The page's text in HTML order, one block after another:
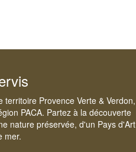
Provence Verte & Verdon,
PACA. Partez à la découverte
nature préservée, d'un Pays d'Art
mer.